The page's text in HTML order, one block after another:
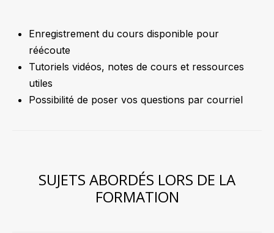
Enregistrement du cours disponible pour
réécoute
Tutoriels vidéos, notes de cours et ressources
utiles
Possibilité de poser vos questions par courriel
SUJETS ABORDÉS LORS DE LA
FORMATION